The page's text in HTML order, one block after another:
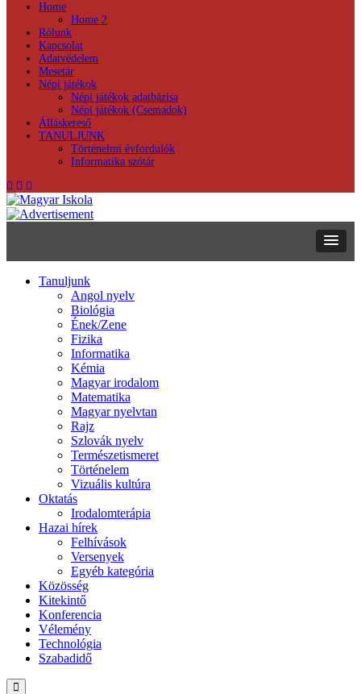
Home
Home 2
Rólunk
Kapcsolat
Adatvédelem
Mesetár
Népi játékok
Népi játékok adatbázisa
Népi játékok (Csemadok)
Álláskereső
TANULJUNK
Történelmi évfordulók
Informatika szótár
Tanuljunk
Angol nyelv
Biológia
Ének/Zene
Fizika
Informatika
Kémia
Magyar irodalom
Matematika
Magyar nyelvtan
Rajz
Szlovák nyelv
Természetismeret
Történelem
Vizuális kultúra
Oktatás
Irodalomterápia
Hazai hírek
Felhívások
Versenyek
Egyéb kategória
Közösség
Kitekintő
Konferencia
Vélemény
Technológia
Szabadidő